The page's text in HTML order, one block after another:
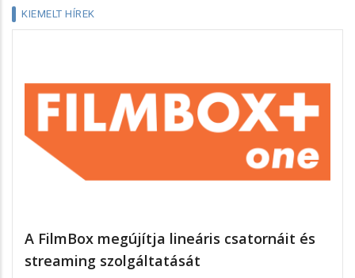
KIEMELT HÍREK
A FilmBox megújítja lineáris csatornáit és
streaming szolgáltatását